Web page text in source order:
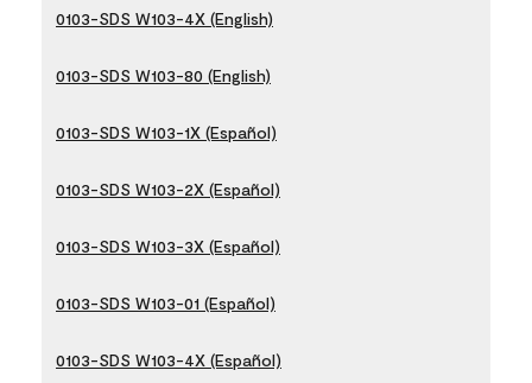
0103-SDS W103-4X (English)
0103-SDS W103-80 (English)
0103-SDS W103-1X (Español)
0103-SDS W103-2X (Español)
0103-SDS W103-3X (Español)
0103-SDS W103-01 (Español)
0103-SDS W103-4X (Español)